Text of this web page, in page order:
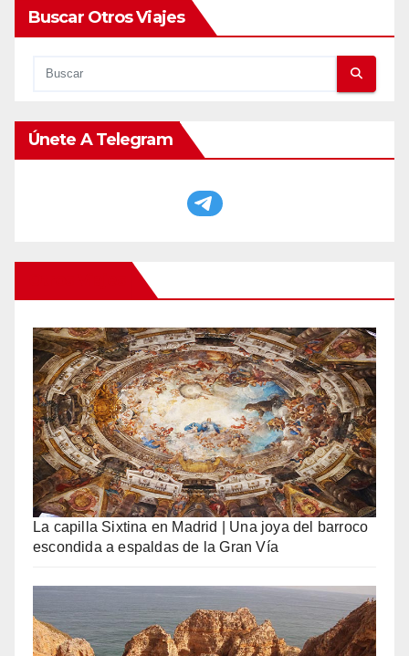
Buscar Otros Viajes
Únete A Telegram
La capilla Sixtina en Madrid | Una joya del barroco
escondida a espaldas de la Gran Vía